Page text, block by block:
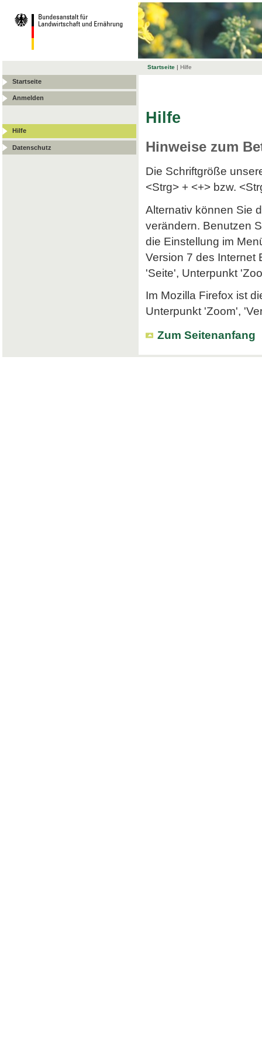
Startseite | Hilfe
Startseite
Anmelden
Hilfe
Datenschutz
Hilfe
Hinweise zum
Die Schriftgröße
<Strg> + <+> bzw.
Alternativ können Sie
verändern. Benutzen
die Einstellung im
Version 7 des Internet
'Seite', Unterpunkt
Im Mozilla Firefox ist
Unterpunkt 'Zoom',
Zum Seitenanfang